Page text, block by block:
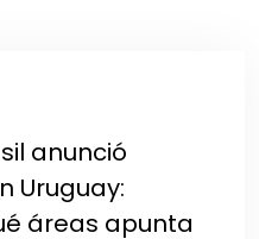
anunció
Uruguay:
áreas apunta